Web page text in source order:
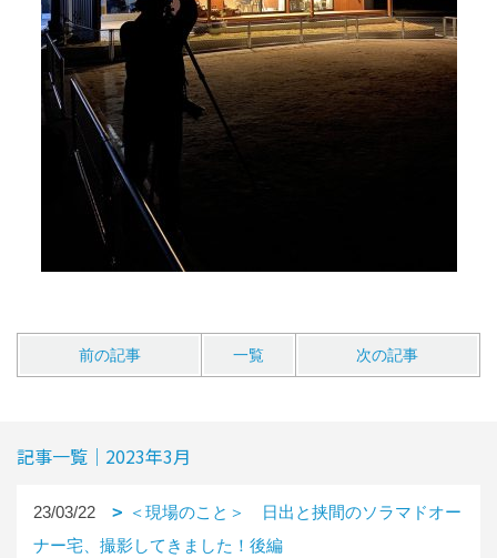
前の記事 一覧 次の記事
記事一覧｜2023年3月
23/03/22
＜現場のこと＞ 日出と挟間のソラマドオー
ナー宅、撮影してきました！後編